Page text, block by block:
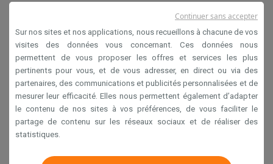
Conditions générales de vente
Privacy
Disclaimer
Cookies
Sur nos sites et nos applications, nous recueillons à chacune de vos
visites des données vous concernant. Ces données nous
permettent de vous proposer les offres et services les plus
pertinents pour vous, et de vous adresser, en direct ou via des
partenaires, des communications et publicités personnalisées et de
mesurer leur efficacité. Elles nous permettent également d’adapter
le contenu de nos sites à vos préférences, de vous faciliter le
partage de contenu sur les réseaux sociaux et de réaliser des
statistiques.
Continuer sans accepter